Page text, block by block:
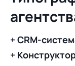
+ CRM-
+